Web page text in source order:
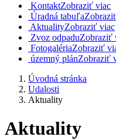
KontaktZobraziť viac
Úradná tabuľa
AktualityZobraziť viac
Zvoz odpaduZobraziť
FotogalériaZobraziť
územný plánZobraziť
Úvodná stránka
Udalosti
Aktuality
Aktuality